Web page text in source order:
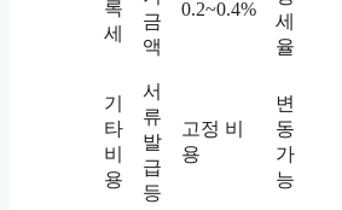
록
세
금
액
0.2~0.4%
세
율
기
타
비
용
서
류
발
급
등
고정 비
용
변
동
가
능